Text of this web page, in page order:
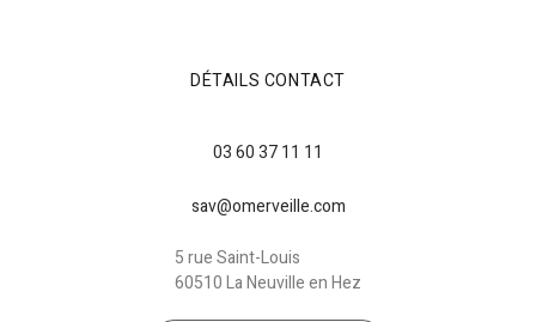
DÉTAILS CONTACT
03 60 37 11 11
sav@omerveille.com
5 rue Saint-Louis
60510 La Neuville en Hez